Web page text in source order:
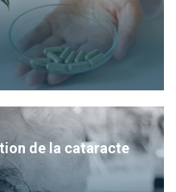
de la cataracte